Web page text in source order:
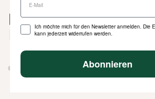
© 2026
Ich möchte mich für den Newsletter anmelden. Die
kann jederzeit widerrufen werden.
Abonnieren